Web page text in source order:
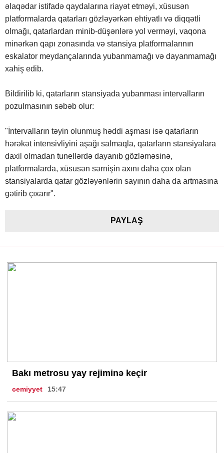
əlaqədar istifadə qaydalarına riayət etməyi, xüsusən
platformalarda qatarları gözləyərkən ehtiyatlı və diqqətli
olmağı, qatarlardan minib-düşənlərə yol verməyi, vaqona
minərkən qapı zonasında və stansiya platformalarının
eskalator meydançalarında yubanmamağı və dayanmamağı
xahiş edib.
Bildirilib ki, qatarların stansiyada yubanması intervalların
pozulmasının səbəb olur:
"İntervalların təyin olunmuş həddi aşması isə qatarların
hərəkət intensivliyini aşağı salmaqla, qatarların stansiyalara
daxil olmadan tunellərdə dayanıb gözləməsinə,
platformalarda, xüsusən sərnişin axını daha çox olan
stansiyalarda qatar gözləyənlərin sayının daha da artmasına
gətirib çıxarır".
PAYLAŞ
Bakı metrosu yay rejiminə keçir
cemiyyet 15:47